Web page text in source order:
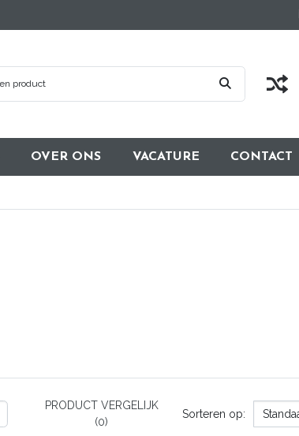
OVER ONS VACATURE CONTACT
PRODUCT VERGELIJK
(0)
Sorteren op: